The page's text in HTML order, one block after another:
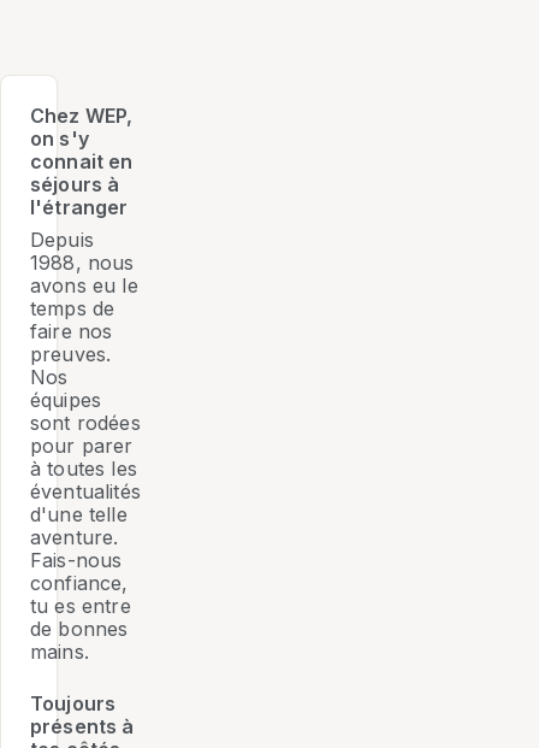
Chez WEP,
on s'y
connait en
séjours à
l'étranger
Depuis
1988, nous
avons eu le
temps de
faire nos
preuves.
Nos
équipes
sont rodées
pour parer
à toutes les
éventualités
d'une telle
aventure.
Fais-nous
confiance,
tu es entre
de bonnes
mains.
Toujours
présents à